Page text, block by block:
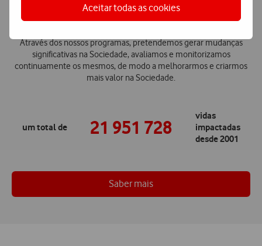
Aceitar todas as cookies
Vidas impactadas
Através dos nossos programas, pretendemos gerar mudanças
significativas na Sociedade, avaliamos e monitorizamos
continuamente os mesmos, de modo a melhorarmos e criarmos
mais valor na Sociedade.
um total de 21 951 728
vidas
impactadas
desde 2001
Saber mais